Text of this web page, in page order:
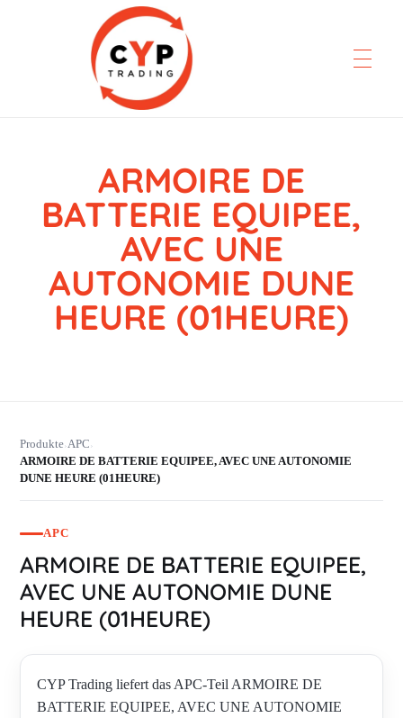
CYP Trading
Professionelle Ersatzteilbeschaffung
ARMOIRE DE
BATTERIE EQUIPEE,
AVEC UNE
AUTONOMIE DUNE
HEURE (01HEURE)
Produkte›APC›
ARMOIRE DE BATTERIE EQUIPEE, AVEC UNE AUTONOMIE
DUNE HEURE (01HEURE)
APC
ARMOIRE DE BATTERIE EQUIPEE,
AVEC UNE AUTONOMIE DUNE
HEURE (01HEURE)
CYP Trading liefert das APC-Teil ARMOIRE DE
BATTERIE EQUIPEE, AVEC UNE AUTONOMIE